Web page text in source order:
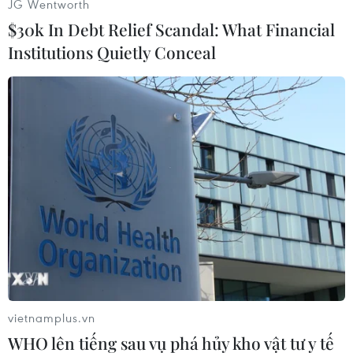
#Luật Kinh Doanh Bất Động Sản
#Quốc hội
#căn cước
JG Wentworth
$30k In Debt Relief Scandal: What Financial
Institutions Quietly Conceal
vietnamplus.vn
WHO lên tiếng sau vụ phá hủy kho vật tư y tế